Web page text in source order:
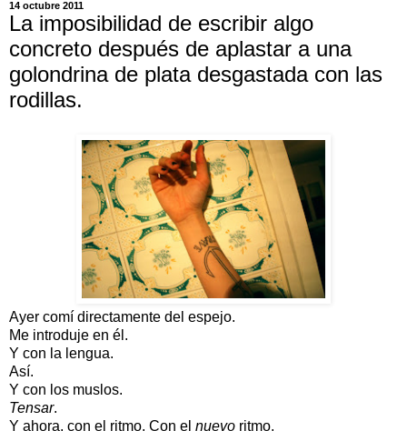
14 octubre 2011
La imposibilidad de escribir algo
concreto después de aplastar a una
golondrina de plata desgastada con las
rodillas.
Ayer comí directamente del espejo.
Me introduje en él.
Y con la lengua.
Así.
Y con los muslos.
Tensar.
Y ahora, con el ritmo. Con el nuevo ritmo.